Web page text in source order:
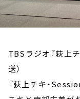
TBSラジオ『荻上
送）
『荻上チキ・